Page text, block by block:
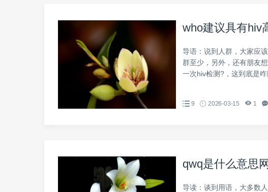
who建议具有hiv
导语：说到人群，大家应
群至少，另外，还有朋友
一次hiv检测?，这到底是咋
9 2026-03-15 1
qwq是什么意思
导读：谈到用语，大多数